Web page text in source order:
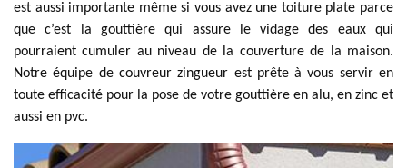
est aussi importante même si vous avez une toiture plate parce
que c’est la gouttière qui assure le vidage des eaux qui
pourraient cumuler au niveau de la couverture de la maison.
Notre équipe de couvreur zingueur est prête à vous servir en
toute efficacité pour la pose de votre gouttière en alu, en zinc et
aussi en pvc.